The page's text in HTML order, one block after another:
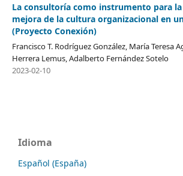
La consultoría como instrumento para
mejora de la cultura organizacional en
(Proyecto Conexión)
Francisco T. Rodríguez González, María Teresa
Herrera Lemus, Adalberto Fernández Sotelo
2023-02-10
Idioma
Español (España)